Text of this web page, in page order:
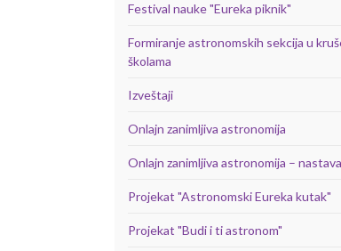
Festival nauke "Eureka piknik"
Formiranje astronomskih sekcija u
školama
Izveštaji
Onlajn zanimljiva astronomija
Onlajn zanimljiva astronomija –
Projekat "Astronomski Eureka kutak"
Projekat "Budi i ti astronom"